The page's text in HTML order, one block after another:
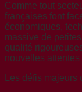
Comme tout
françaises font
économiques,
massive de
qualité
nouvelles
Les défis majeurs